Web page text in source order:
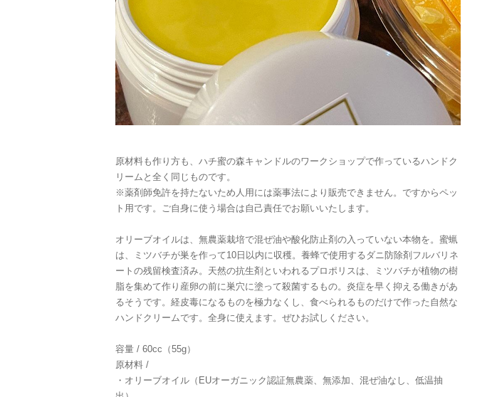
原材料も作り方も、ハチ蜜の森キャンドルのワークショップで作っているハンドク
リームと全く同じものです。
※薬剤師免許を持たないため人用には薬事法により販売できません。ですからペッ
ト用です。ご自身に使う場合は自己責任でお願いいたします。
オリーブオイルは、無農薬栽培で混ぜ油や酸化防止剤の入っていない本物を。蜜蝋
は、ミツバチが巣を作って10日以内に収穫。養蜂で使用するダニ防除剤フルバリネ
ートの残留検査済み。天然の抗生剤といわれるプロポリスは、ミツバチが植物の樹
脂を集めて作り産卵の前に巣穴に塗って殺菌するもの。炎症を早く抑える働きがあ
るそうです。経皮毒になるものを極力なくし、食べられるものだけで作った自然な
ハンドクリームです。全身に使えます。ぜひお試しください。
容量 / 60cc（55g）
原材料 /
・オリーブオイル（EUオーガニック認証無農薬、無添加、混ぜ油なし、低温抽